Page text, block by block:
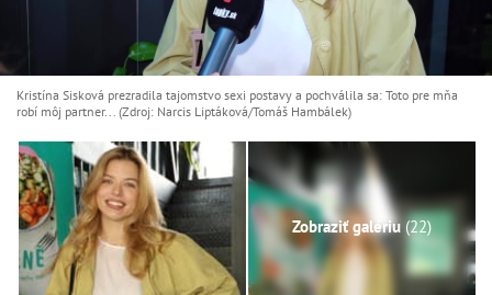
Kristína Sisková prezradila tajomstvo sexi postavy a pochválila sa: Toto pre mňa
robí môj partner... (Zdroj: Narcis Liptáková/Tomáš Hambálek)
Zobraziť galériu (22)